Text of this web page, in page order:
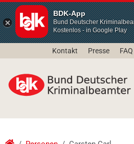
BDK-App
Bund Deutscher
Kostenlos - in Google Play
Kontakt Presse FAQ